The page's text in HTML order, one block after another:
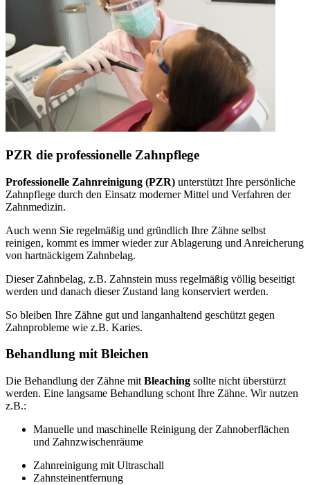
PZR die professionelle Zahnpflege
Professionelle Zahnreinigung (PZR) unterstützt Ihre persönliche
Zahnpflege durch den Einsatz moderner Mittel und Verfahren der
Zahnmedizin.
Auch wenn Sie regelmäßig und gründlich Ihre Zähne selbst
reinigen, kommt es immer wieder zur Ablagerung und Anreicherung
von hartnäckigem Zahnbelag.
Dieser Zahnbelag, z.B. Zahnstein muss regelmäßig völlig beseitigt
werden und danach dieser Zustand lang konserviert werden.
So bleiben Ihre Zähne gut und langanhaltend geschützt gegen
Zahnprobleme wie z.B. Karies.
Behandlung mit Bleichen
Die Behandlung der Zähne mit Bleaching sollte nicht überstürzt
werden. Eine langsame Behandlung schont Ihre Zähne. Wir nutzen
z.B.:
Manuelle und maschinelle Reinigung der Zahnoberflächen
und Zahnzwischenräume
Zahnreinigung mit Ultraschall
Zahnsteinentfernung